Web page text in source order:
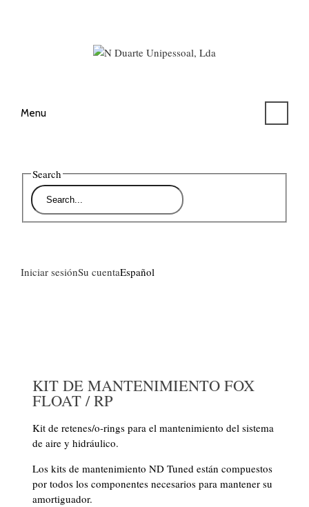
Menu
Search
Iniciar sesiónSu cuentaEspañol
KIT DE MANTENIMIENTO FOX
FLOAT / RP
Kit de retenes/o-rings para el mantenimiento del sistema
de aire y hidráulico.
Los kits de mantenimiento ND Tuned están compuestos
por todos los componentes necesarios para mantener su
amortiguador.